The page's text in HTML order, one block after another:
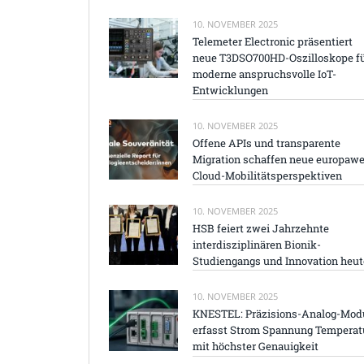
10. NOVEMBER 2025
Telemeter Electronic präsentiert
neue T3DSO700HD-Oszilloskope
moderne anspruchsvolle IoT-
Entwicklungen
10. NOVEMBER 2025
Offene APIs und transparente
Migration schaffen neue
Cloud-Mobilitätsperspektiven
10. NOVEMBER 2025
HSB feiert zwei Jahrzehnte
interdisziplinären Bionik-
Studiengangs und Innovation
10. NOVEMBER 2025
KNESTEL: Präzisions-Analog-
erfasst Strom Spannung
mit höchster Genauigkeit